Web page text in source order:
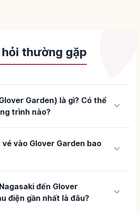
hỏi thường gặp
Garden) là gì? Có thể
trình nào?
keyboard_arrow_down
vào Glover Garden bao
keyboard_arrow_down
đến Glover
điện gần nhất là đâu?
keyboard_arrow_down